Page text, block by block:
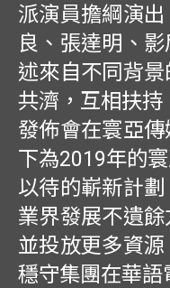
派演員擔綱演
良、張達明、
述來自不同背
共濟，互相扶
發佈會在寰亞
下為2019年的
以待的嶄新計
業界發展不遺
並投放更多資
穩守集團在華語